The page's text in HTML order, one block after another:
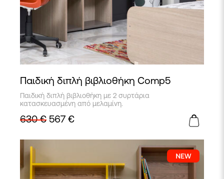
Παιδική διπλή βιβλιοθήκη Comp5
Παιδική διπλή βιβλιοθήκη με 2 συρτάρια
κατασκευασμένη από μελαμίνη.
630€ 567 €